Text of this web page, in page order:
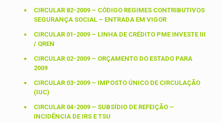
CIRCULAR 82-2009 – CÓDIGO REGIMES CONTRIBUTIVOS
SEGURANÇA SOCIAL – ENTRADA EM VIGOR
CIRCULAR 01-2009 – LINHA DE CRÉDITO PME INVESTE III
/ QREN
CIRCULAR 02-2009 – ORÇAMENTO DO ESTADO PARA
2009
CIRCULAR 03-2009 – IMPOSTO ÚNICO DE CIRCULAÇÃO
(IUC)
CIRCULAR 04-2009 – SUBSÍDIO DE REFEIÇÃO –
INCIDÊNCIA DE IRS E TSU